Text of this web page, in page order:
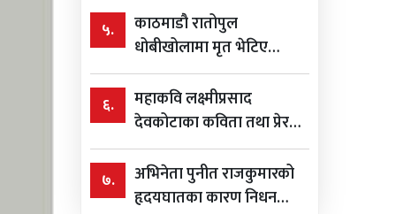
५.
काठमाडौ रातोपुल
धोबीखोलामा मृत भेटिए
विशाल ...
६.
महाकवि लक्ष्मीप्रसाद
देवकोटाका कविता तथा प्रेरक
भन...
७.
अभिनेता पुनीत राजकुमारको
हृदयघातका कारण निधन